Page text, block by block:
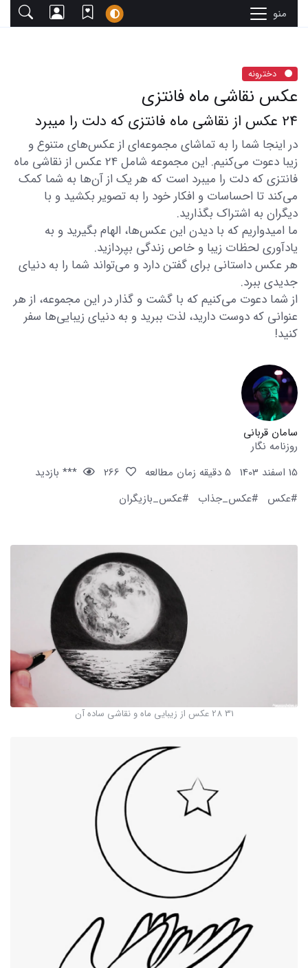
منو
دخترونه
عکس نقاشی ماه فانتزی
24 عکس از نقاشی ماه فانتزی که دلت را میبرد
در اینجا شما را به تماشای مجموعه‌ای از عکس‌های متنوع و
زیبا دعوت می‌کنیم. این مجموعه شامل 24 عکس از نقاشی ماه
فانتزی که دلت را میبرد است که هر یک از آن‌ها به شما کمک
می‌کند تا احساسات و افکار خود را به تصویر بکشید و با
دیگران به اشتراک بگذارید.
ما امیدواریم که با دیدن این عکس‌ها، الهام بگیرید و به
یادآوری لحظات زیبا و خاص زندگی بپردازید.
هر عکس داستانی برای گفتن دارد و می‌تواند شما را به دنیای
جدیدی ببرد.
از شما دعوت می‌کنیم که با گشت و گذار در این مجموعه، از هر
عنوانی که دوست دارید، لذت ببرید و به دنیای زیبایی‌ها سفر
کنید!
سامان قربانی
روزنامه نگار
15 اسفند 1403
5 دقیقه زمان مطالعه
*** بازدید
#عکس
#عکس_جذاب #عکس_بازیگران
31 28 عکس از زیبایی ماه و نقاشی ساده آن